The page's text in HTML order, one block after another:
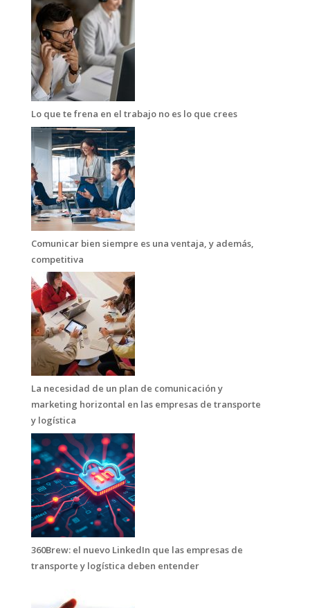
Lo que te frena en el trabajo no es lo que crees
Comunicar bien siempre es una ventaja, y además,
competitiva
La necesidad de un plan de comunicación y
marketing horizontal en las empresas de transporte
y logística
360Brew: el nuevo LinkedIn que las empresas de
transporte y logística deben entender